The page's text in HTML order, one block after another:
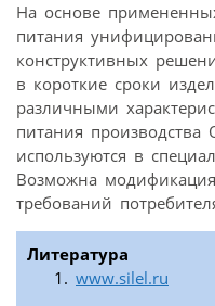
На основе
питания
конструктивных
в короткие сроки
различными
питания производства
используются в
Возможна
требований
Литература
www.silel.ru